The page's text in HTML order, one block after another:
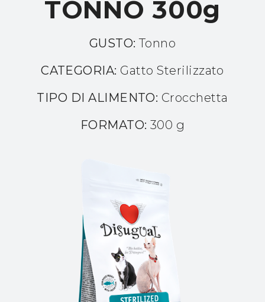
TONNO 300g
GUSTO:Tonno
CATEGORIA: Gatto Sterilizzato
TIPO DI ALIMENTO: Crocchetta
FORMATO: 300 g